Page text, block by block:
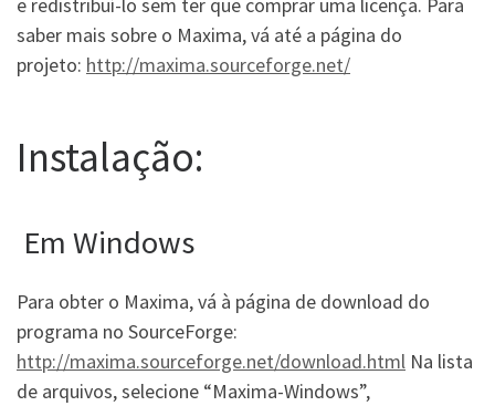
e redistribuí-lo sem ter que comprar uma licença. Para
saber mais sobre o Maxima, vá até a página do
projeto: http://maxima.sourceforge.net/
Instalação:
Em Windows
Para obter o Maxima, vá à página de download do
programa no SourceForge:
http://maxima.sourceforge.net/download.html Na lista
de arquivos, selecione “Maxima-Windows”,